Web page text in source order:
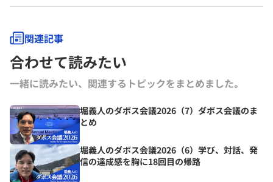
関連記事
合わせて読みたい
一緒に読みたい、関連するトピックをまとめました｡
堀義人のダボス会議2026（7）ダボス会議のま
とめ
堀義人のダボス会議2026（6）学び、対話、発
信の達成感を胸に18回目の帰路